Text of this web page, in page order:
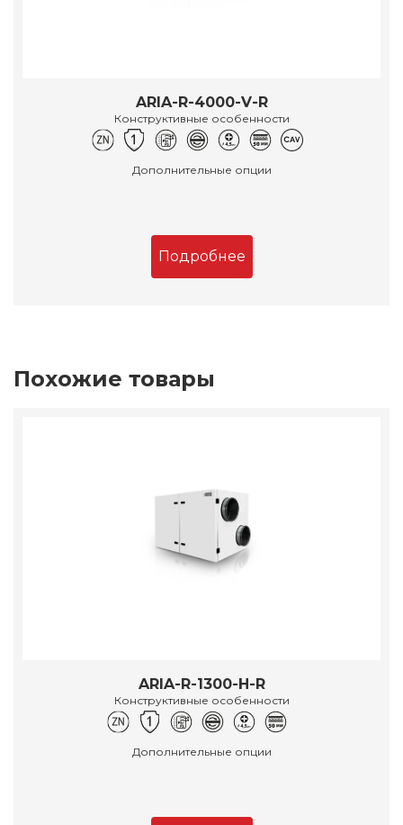
ARIA-R-4000-V-R
Конструктивные особенности
Дополнительные опции
Подробнее
Похожие товары
ARIA-R-1300-H-R
Конструктивные особенности
Дополнительные опции